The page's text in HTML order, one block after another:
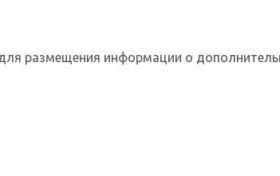
размещения информации о